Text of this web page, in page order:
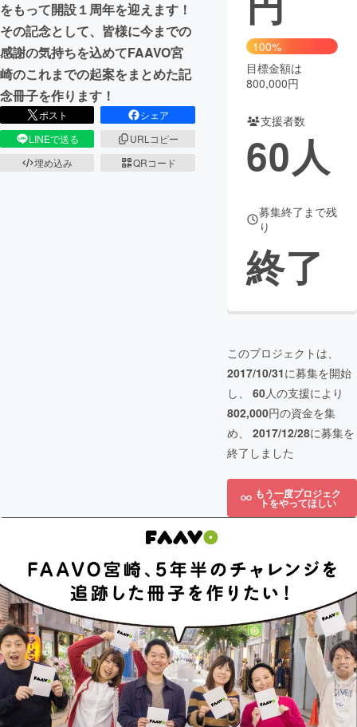
CAMPFIRE for Social Good
CAMPFIRE Creation
CAMPFIREふるさと納税machi-ya コミュニティ
をもって開設１周年を迎えます！
その記念として、皆様に今までの
感謝の気持ちを込めてFAAVO宮
崎のこれまでの起案をまとめた記
念冊子を作ります！
ポスト
シェア
LINEで送る
URLコピー
埋め込み
QRコード
100%
目標金額は
800,000円
支援者数
60人
募集終了まで残
り
終了
このプロジェクトは、
2017/10/31に募集を開始
し、 60人の支援により
802,000円の資金を集
め、 2017/12/28に募集を
終了しました
もう一度プロジェク
トをやってほしい